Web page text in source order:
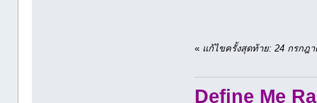
« แก้ไขครั้งสุดท้าย: 24 กรกฎา
Define Me